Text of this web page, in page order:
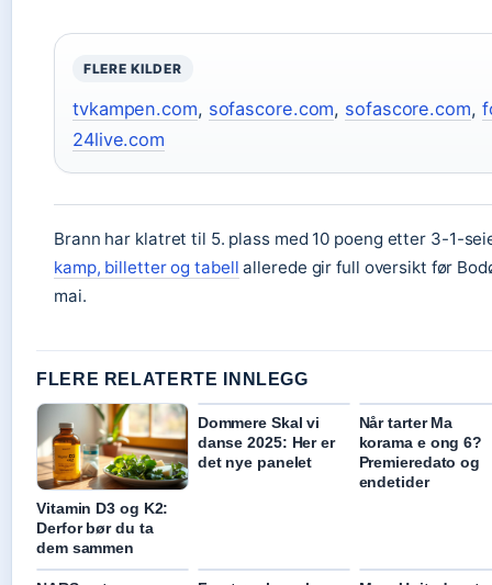
FLERE KILDER
tvkampen.com, sofascore.com, sofascore.com,
24live.com
Brann har klatret til 5. plass med 10 poeng etter 3-1-
kamp, billetter og tabell allerede gir full oversikt før
mai.
FLERE RELATERTE INNLEGG
Vitamin D3 og K2:
Derfor bør du ta
dem sammen
Dommere Skal vi
danse 2025: Her er
det nye panelet
Når tarter Ma
korama e ong 6?
Premieredato og
endetider